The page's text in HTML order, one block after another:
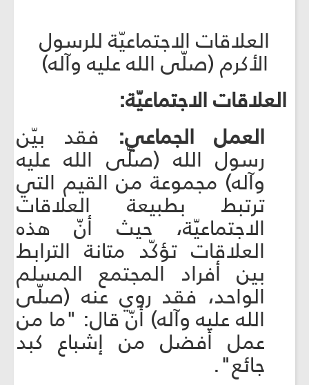
العلاقات الاجتماعيّة للرسول
الأكرم (صلّى الله عليه وآله)
العلاقات الاجتماعيّة:
العمل الجماعي: فقد بيّن
رسول الله (صلّى الله عليه
وآله) مجموعة من القيم التي
ترتبط بطبيعة العلاقات
الاجتماعيّة، حيث أنّ هذه
العلاقات تؤكّد متانة الترابط
بين أفراد المجتمع المسلم
الواحد، فقد روي عنه (صلّى
الله عليه وآله) أنّ قال: "ما من
عمل أفضل من إشباع كبد
جائع".